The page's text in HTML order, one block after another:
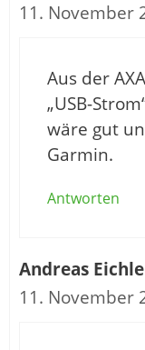
11. November
Aus der
„USB-
wäre gut
Garmin.
Antworten
Andreas
11. November